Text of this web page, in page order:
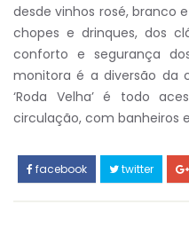
desde vinhos rosé, branco
chopes e drinques, dos
conforto e segurança
monitora é a diversão da
‘Roda Velha’ é todo
circulação, com banheiros
facebook twitter